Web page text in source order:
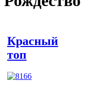
Красный
топ